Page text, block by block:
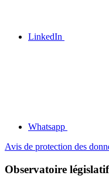
LinkedIn
Whatsapp
Avis de protection des
Observatoire législatif